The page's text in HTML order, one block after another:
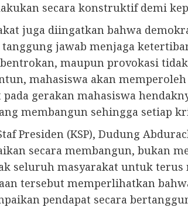
secara konstruktif demi
juga diingatkan bahwa
jawab menjaga
maupun provokasi
mahasiswa akan
pada gerakan mahasiswa
membangun sehingga setiap
Presiden (KSP), Dudung
secara membangun, bukan
seluruh masyarakat untuk terus
tersebut memperlihatkan
pendapat secara